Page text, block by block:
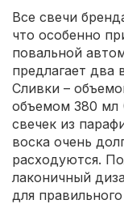
Все свечи
что особенно
повальной
предлагает два
Сливки –
объемом 380 мл
свечек из
воска очень
расходуются.
лаконичный
для